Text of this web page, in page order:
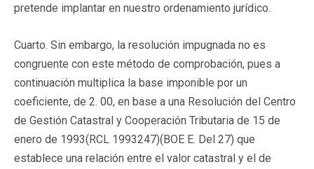
pretende implantar en nuestro ordenamiento jurídico.
Cuarto. Sin embargo, la resolución impugnada no es
congruente con este método de comprobación, pues a
continuación multiplica la base imponible por un
coeficiente, de 2. 00, en base a una Resolución del Centro
de Gestión Catastral y Cooperación Tributaria de 15 de
enero de 1993(RCL 1993247)(BOE E. Del 27) que
establece una relación entre el valor catastral y el de